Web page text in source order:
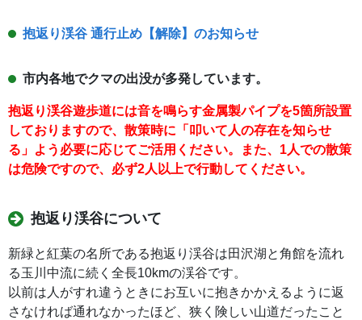
抱返り渓谷 通行止め【解除】のお知らせ
市内各地でクマの出没が多発しています。
抱返り渓谷遊歩道には音を鳴らす金属製パイプを5箇所設置
しておりますので、散策時に「叩いて人の存在を知らせ
る」よう必要に応じてご活用ください。また、1人での散策
は危険ですので、必ず2人以上で行動してください。
抱返り渓谷について
新緑と紅葉の名所である抱返り渓谷は田沢湖と角館を流れ
る玉川中流に続く全長10kmの渓谷です。
以前は人がすれ違うときにお互いに抱きかかえるように返
さなければ通れなかったほど、狭く険しい山道だったこと